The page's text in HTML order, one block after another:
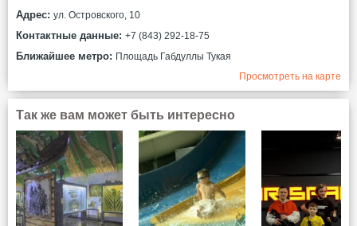
Адрес: ул. Островского, 10
Контактные данные: +7 (843) 292-18-75
Ближайшее метро: Площадь Габдуллы Тукая
Просмотреть на карте
Так же вам может быть интересно